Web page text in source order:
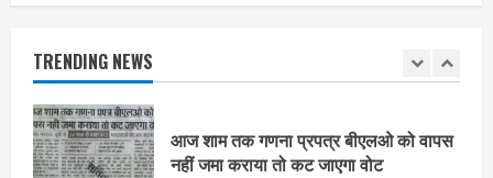
TRENDING NEWS
2
निर्धारित मानक व नियम का बारीकी से किया
जाएगा परीक्षण, तब कार्रवाई